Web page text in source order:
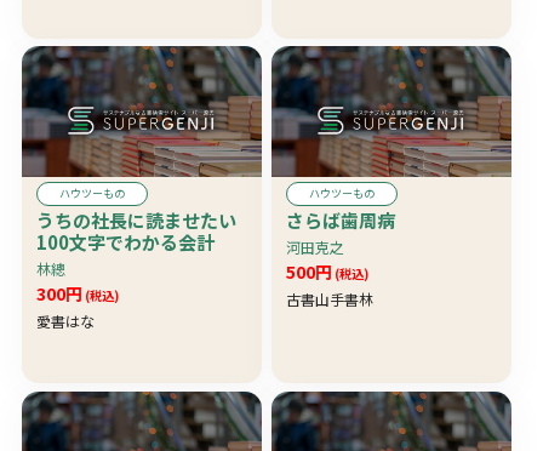
ハウツーもの
うちの社長に読ませたい
100文字でわかる会計
林總
300円 (税込)
愛書はな
ハウツーもの
さらば歯周病
河田克之
500円 (税込)
古書山手書林